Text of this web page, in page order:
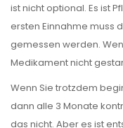
ist nicht optional. Es ist
ersten Einnahme muss
gemessen werden.
Medikament nicht
Wenn Sie trotzdem
dann alle 3 Monate
das nicht. Aber es ist